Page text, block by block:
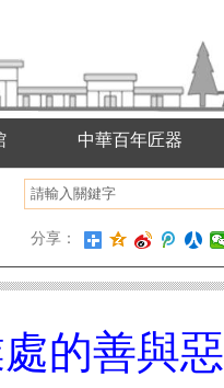
中華百年匠器
分享：
的善與惡